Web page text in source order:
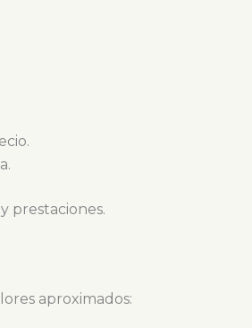
prestaciones.
aproximados: